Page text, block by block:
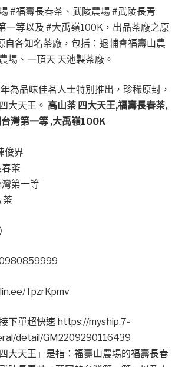
#福壽長春茶、武陵農場 #武陵長青
一等以及 #大禹嶺100K，出品茶廠之原
自各知名茶廠，包括：退輔會福壽山農
場、一頂天 天池製茶廠。
為品味佳茗人士特別推出，珍稀原封，
大天王。 高山茶 四大天王,福壽長春茶,
灣第一等 ,大禹嶺100K
俊界
茶
第一等
茶
TpzrKpmv
下單超快速 https://myship.7-
detail/GM2209290116439
大天王」是指：福壽山農場的福壽長春